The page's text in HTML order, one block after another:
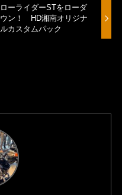
ローライダーSTをローダ
ウン！ HD湘南オリジナ
ルカスタムパック